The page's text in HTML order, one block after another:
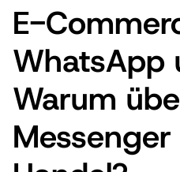
E-
WhatsApp
Warum